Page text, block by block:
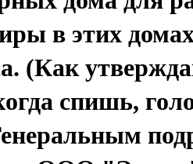
в этих
(Как
спишь,